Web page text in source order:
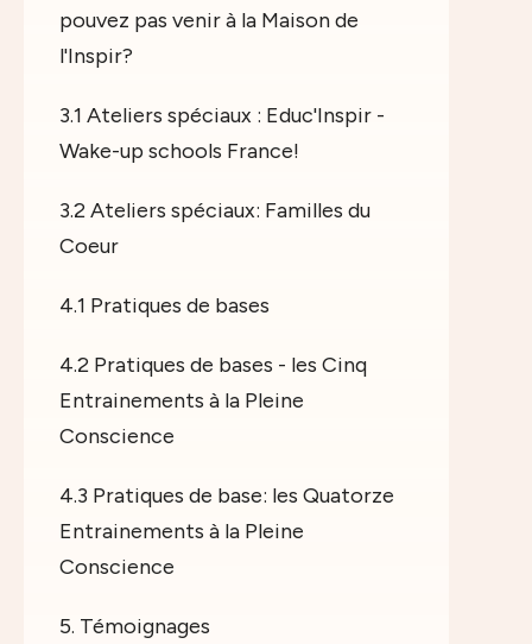
pouvez pas venir à la Maison de
l'Inspir?
3.1 Ateliers spéciaux : Educ'Inspir -
Wake-up schools France!
3.2 Ateliers spéciaux: Familles du
Coeur
4.1 Pratiques de bases
4.2 Pratiques de bases - les Cinq
Entrainements à la Pleine
Conscience
4.3 Pratiques de base: les Quatorze
Entrainements à la Pleine
Conscience
5. Témoignages